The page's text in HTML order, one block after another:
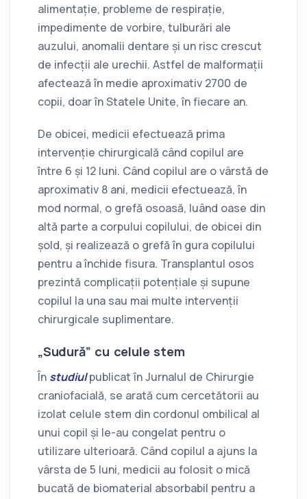
alimentație, probleme de respirație,
impedimente de vorbire, tulburări ale
auzului, anomalii dentare și un risc crescut
de infecții ale urechii. Astfel de malformații
afectează în medie aproximativ 2700 de
copii, doar în Statele Unite, în fiecare an.
De obicei, medicii efectuează prima
intervenție chirurgicală când copilul are
între 6 și 12 luni. Când copilul are o vârstă de
aproximativ 8 ani, medicii efectuează, în
mod normal, o grefă osoasă, luând oase din
altă parte a corpului copilului, de obicei din
șold, și realizează o grefă în gura copilului
pentru a închide fisura. Transplantul osos
prezintă complicații potențiale și supune
copilul la una sau mai multe intervenții
chirurgicale suplimentare.
„Sudură” cu celule stem
În studiul publicat în Jurnalul de Chirurgie
craniofacială, se arată cum cercetătorii au
izolat celule stem din cordonul ombilical al
unui copil și le-au congelat pentru o
utilizare ulterioară. Când copilul a ajuns la
vârsta de 5 luni, medicii au folosit o mică
bucată de biomaterial absorbabil pentru a